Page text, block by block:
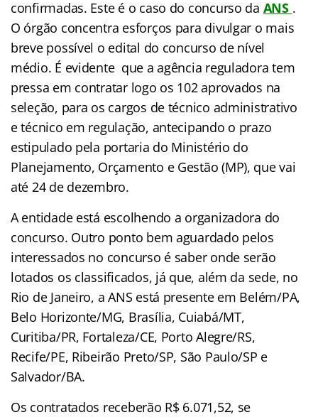
confirmadas. Este é o caso do concurso da ANS .
O órgão concentra esforços para divulgar o mais
breve possível o edital do concurso de nível
médio. É evidente que a agência reguladora tem
pressa em contratar logo os 102 aprovados na
seleção, para os cargos de técnico administrativo
e técnico em regulação, antecipando o prazo
estipulado pela portaria do Ministério do
Planejamento, Orçamento e Gestão (MP), que vai
até 24 de dezembro.
A entidade está escolhendo a organizadora do
concurso. Outro ponto bem aguardado pelos
interessados no concurso é saber onde serão
lotados os classificados, já que, além da sede, no
Rio de Janeiro, a ANS está presente em Belém/PA,
Belo Horizonte/MG, Brasília, Cuiabá/MT,
Curitiba/PR, Fortaleza/CE, Porto Alegre/RS,
Recife/PE, Ribeirão Preto/SP, São Paulo/SP e
Salvador/BA.
Os contratados receberão R$ 6.071,52, se